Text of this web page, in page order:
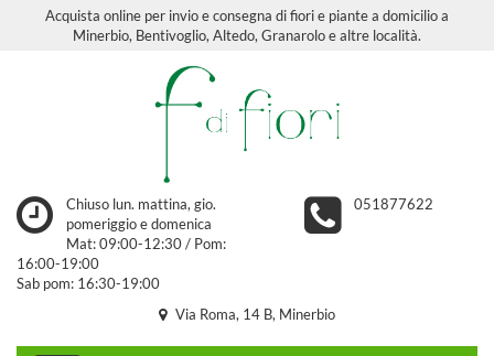
Acquista online per invio e consegna di fiori e piante a domicilio a
Minerbio, Bentivoglio, Altedo, Granarolo e altre località.
Chiuso lun. mattina, gio.
pomeriggio e domenica
Mat: 09:00-12:30 / Pom:
16:00-19:00
Sab pom: 16:30-19:00
051877622
Via Roma, 14 B, Minerbio